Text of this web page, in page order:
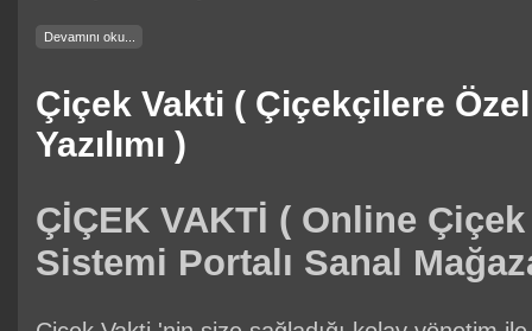
Devamını oku...
Çiçek Vakti ( Çiçekçilere
Yazılımı )
ÇİÇEK VAKTİ ( Online Çiçek
Sistemi Portalı Sanal